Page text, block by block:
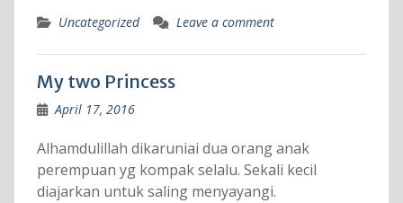
Uncategorized Leave a comment
My two Princess
April 17, 2016
Alhamdulillah dikaruniai dua orang anak
perempuan yg kompak selalu. Sekali kecil
diajarkan untuk saling menyayangi.